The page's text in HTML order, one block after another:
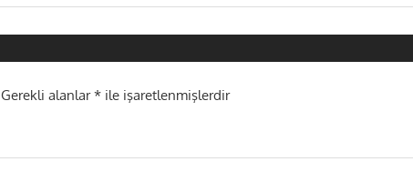
Post:
Gerekli alanlar* ile işaretlenmişlerdir